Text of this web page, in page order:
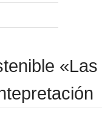
«Las